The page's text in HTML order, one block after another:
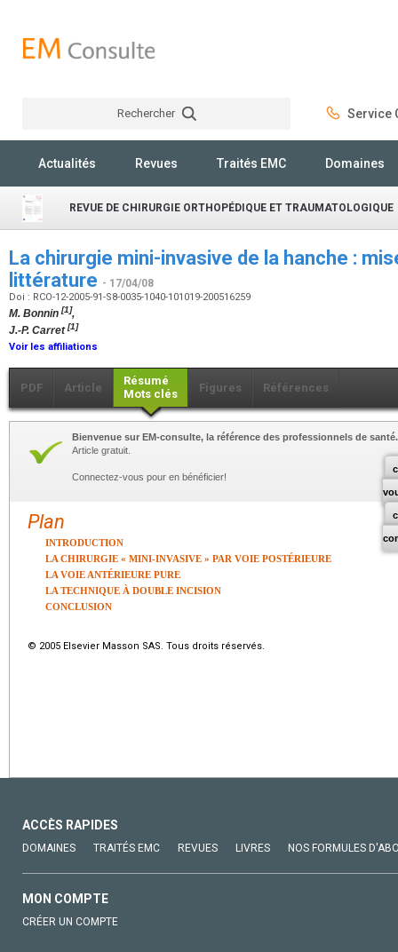
Rechercher Service
Actualités Revues Traités EMC Domaines
REVUE DE CHIRURGIE ORTHOPÉDIQUE ET TRAUMATOLOGIQUE
La chirurgie mini-invasive de la hanche :
littérature - 17/04/08
Doi : RCO-12-2005-91-S8-0035-1040-101019-200516259
M. Bonnin [1],
J.-P. Carret[1]
Voir les affiliations
PDF Article
Résumé
Mots clés
Figures Références
Bienvenue sur EM-consulte, la référence des professionnels de santé.
Article gratuit.
Connectez-vous pour en bénéficier!
Plan
INTRODUCTION
LA CHIRURGIE « MINI-INVASIVE » PAR VOIE POSTÉRIEURE
LA VOIE ANTÉRIEURE PURE
LA TECHNIQUE À DOUBLE INCISION
CONCLUSION
© 2005 Elsevier Masson SAS. Tous droits réservés.
ACCÈS RAPIDES
DOMAINES TRAITÉS EMC REVUES LIVRES NOS FORMULES
MON COMPTE
CRÉER UN COMPTE